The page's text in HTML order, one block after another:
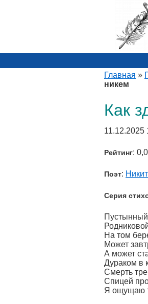
Главная »
никем
Как
11.12.2025
Рейтинг:
Поэт:
Серия
Пустынный
На том
Может
А может
Дураком в
Смерть
Спицей
Я ощущаю